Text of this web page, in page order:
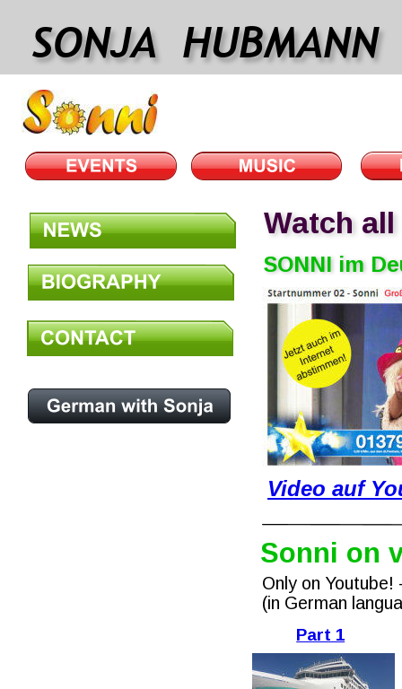
SONJA  HUBMANN
Watch
Only on Youtube!
(in German
Sonni on
Part 1
SONNI im
Video auf